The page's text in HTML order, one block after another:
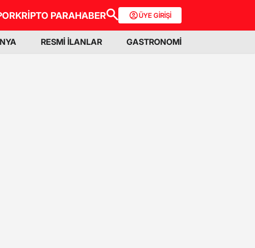
KRİPTO PARAHABER ÜYE GİRİŞİ
RESMİ İLANLAR GASTRONOMİ